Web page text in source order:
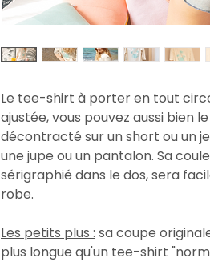
Le tee-shirt à porter en tout
ajustée, vous pouvez aussi bien
décontracté sur un short ou un
une jupe ou un pantalon. Sa
sérigraphié dans le dos, sera
robe.
Les petits plus : sa coupe
plus longue qu'un tee-shirt